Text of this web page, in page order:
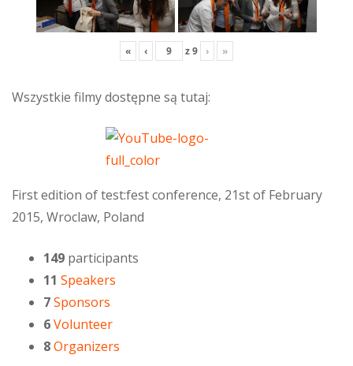
« ‹ z9 › »
Wszystkie filmy dostępne są tutaj:
First edition of test:fest conference, 21st of February
2015, Wroclaw, Poland
149 participants
11 Speakers
7Sponsors
6Volunteer
8Organizers